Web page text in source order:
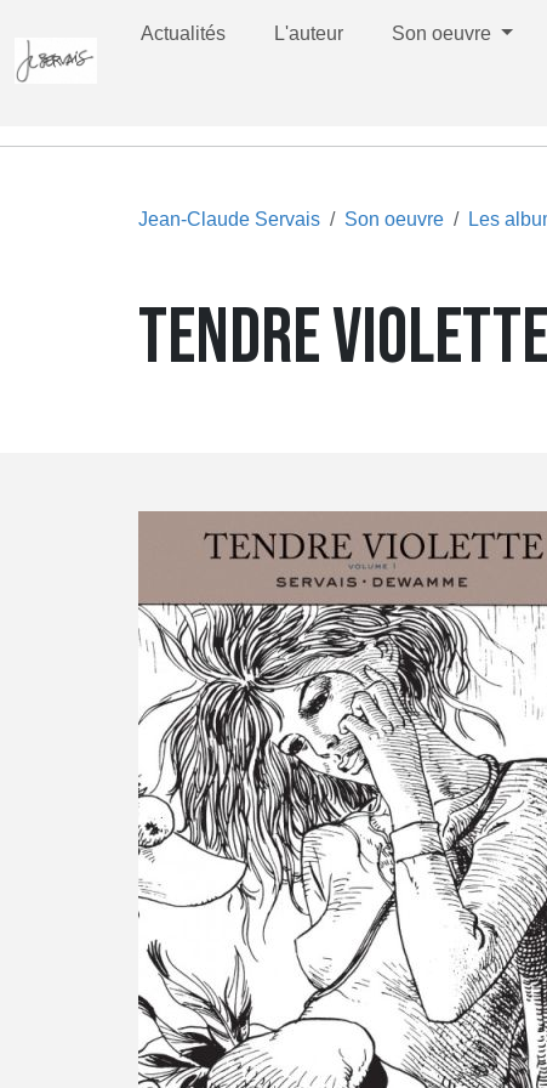
Actualités L'auteur Son oeuvre
Jean-Claude Servais Son oeuvre Les
TENDRE